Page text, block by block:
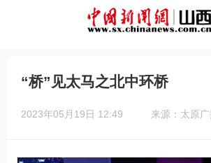
“桥”见太马之北中环桥
2023年05月19日 12:49 来源：太原